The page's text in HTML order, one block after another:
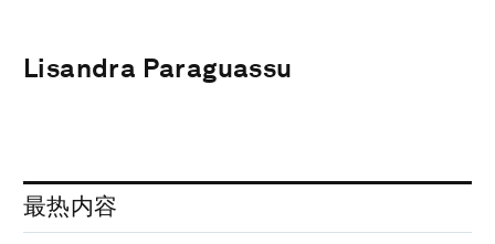
Lisandra Paraguassu
最热内容